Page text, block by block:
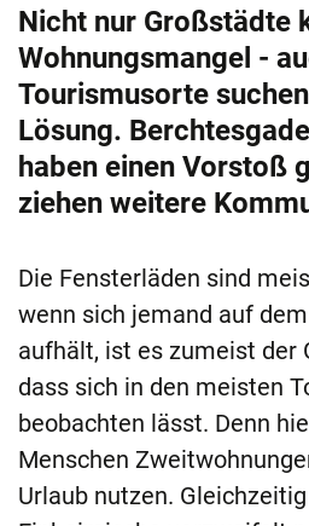
Nicht nur Großstädte
Wohnungsmangel -
Tourismusorte
Lösung.
haben einen Vorstoß
ziehen weitere
Die Fensterläden sind
wenn sich jemand auf
aufhält, ist es zumeist der
dass sich in den meisten
beobachten lässt. Denn
Menschen
Urlaub nutzen.